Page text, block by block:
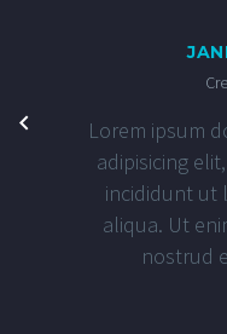
Lorem ipsum
adipisicing
incididunt ut
aliqua. Ut
nostrud